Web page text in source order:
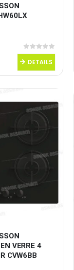
0sur 5
DETAILS
VERRE 4
CVW6BB